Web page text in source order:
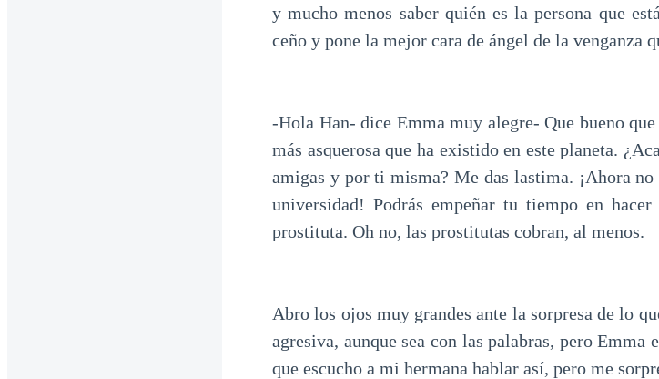
y mucho menos saber quién es la persona que
ceño y pone la mejor cara de ángel de la venganza
-Hola Han- dice Emma muy alegre- Que bueno
más asquerosa que ha existido en este planeta.
amigas y por ti misma? Me das lastima. ¡Ahora
universidad! Podrás empeñar tu tiempo en
prostituta. Oh no, las prostitutas cobran, al menos.
Abro los ojos muy grandes ante la sorpresa de lo
agresiva, aunque sea con las palabras, pero Emma
que escucho a mi hermana hablar así, pero me